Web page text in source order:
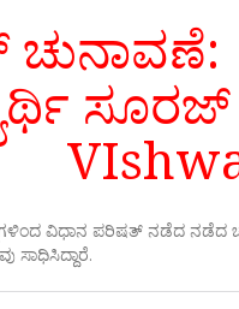
ಸೂರಜ್
ವಿಧಾನ ಪರಿಷತ್ ನಡೆದ
ಸಾಧಿಸಿದ್ದಾರೆ.